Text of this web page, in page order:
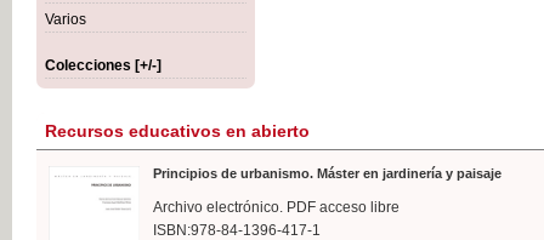
Varios
Colecciones [+/-]
Recursos educativos en abierto
Principios de urbanismo. Máster en jardinería y paisaje
Archivo electrónico. PDF acceso libre
ISBN:978-84-1396-417-1